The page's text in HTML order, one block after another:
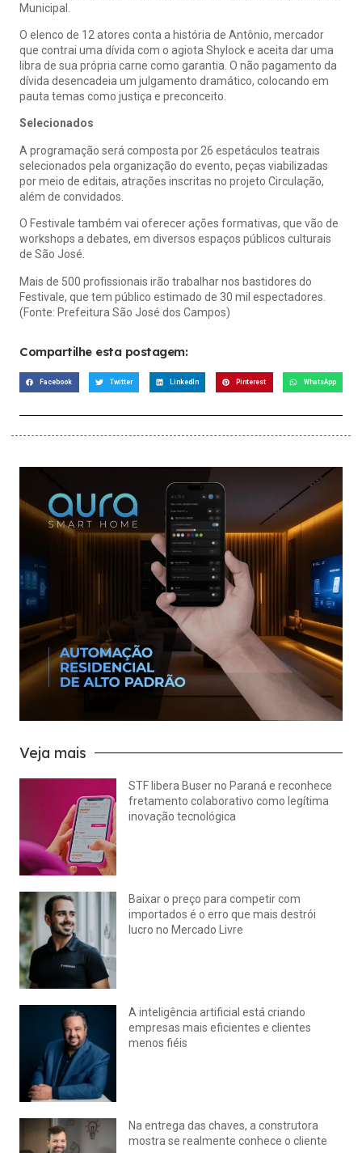
Municipal.
O elenco de 12 atores conta a história de Antônio, mercador
que contrai uma dívida com o agiota Shylock e aceita dar uma
libra de sua própria carne como garantia. O não pagamento da
dívida desencadeia um julgamento dramático, colocando em
pauta temas como justiça e preconceito.
Selecionados
A programação será composta por 26 espetáculos teatrais
selecionados pela organização do evento, peças viabilizadas
por meio de editais, atrações inscritas no projeto Circulação,
além de convidados.
O Festivale também vai oferecer ações formativas, que vão de
workshops a debates, em diversos espaços públicos culturais
de São José.
Mais de 500 profissionais irão trabalhar nos bastidores do
Festivale, que tem público estimado de 30 mil espectadores.
(Fonte: Prefeitura São José dos Campos)
Compartilhe esta postagem:
Facebook Twitter LinkedIn Pinterest WhatsApp
Veja mais
STF libera Buser no Paraná e reconhece
fretamento colaborativo como legítima
inovação tecnológica
Baixar o preço para competir com
importados é o erro que mais destrói
lucro no Mercado Livre
A inteligência artificial está criando
empresas mais eficientes e clientes
menos fiéis
Na entrega das chaves, a construtora
mostra se realmente conhece o cliente